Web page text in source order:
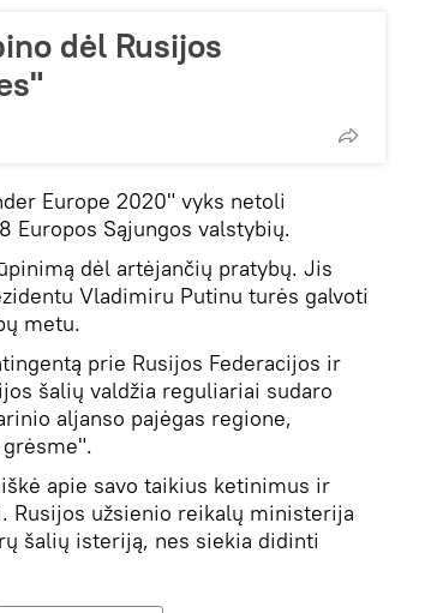
dėl Rusijos
Europe 2020" vyks netoli
Europos Sąjungos valstybių.
dėl artėjančių pratybų. Jis
Vladimiru Putinu turės galvoti
metu.
prie Rusijos Federacijos ir
šalių valdžia reguliariai sudaro
aljanso pajėgas regione,
apie savo taikius ketinimus ir
Rusijos užsienio reikalų ministerija
šalių isteriją, nes siekia didinti